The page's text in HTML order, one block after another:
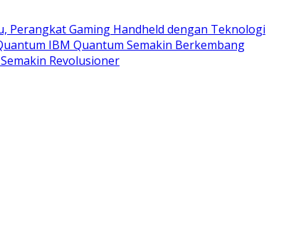
Perangkat Gaming Handheld dengan Teknologi
IBM Quantum Semakin Berkembang
Revolusioner